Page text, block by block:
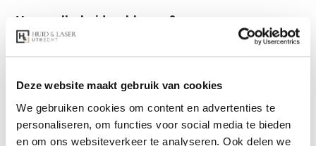
Deze website maakt gebruik van cookies
We gebruiken cookies om content en advertenties te
personaliseren, om functies voor social media te bieden
en om ons websiteverkeer te analyseren. Ook delen we
Voor welke huidproblemen?
Pigmentatieproblemen
Rosacea
Algehele huidverbetering
Fijne lijntjes